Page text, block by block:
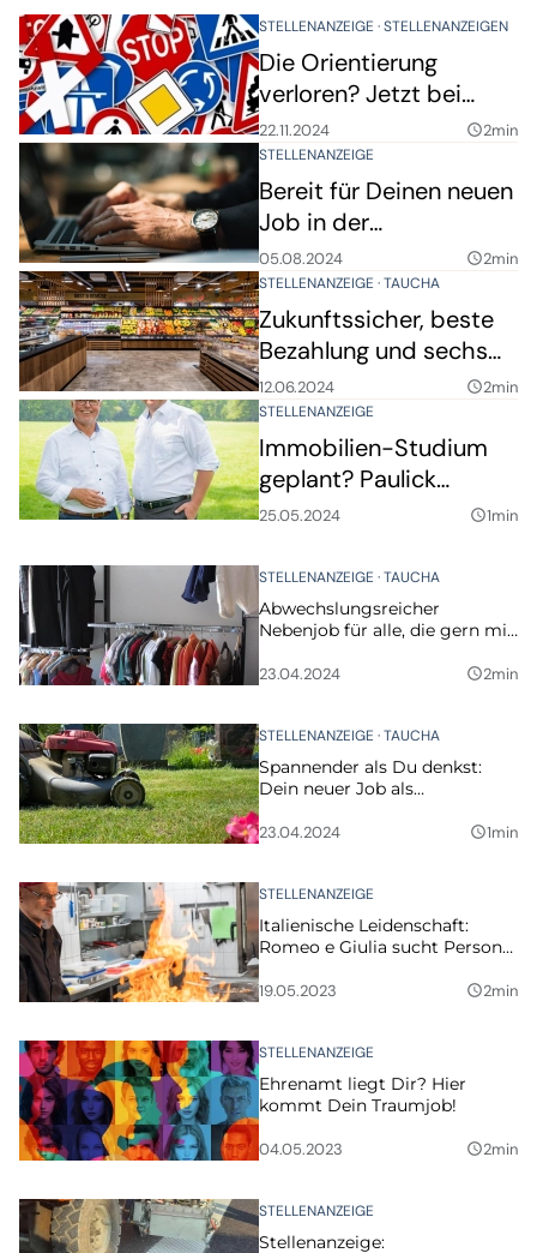
STELLENANZEIGE STELLENANZEIGEN
Die Orientierung
verloren? Jetzt bei
Wranik
Verkehrsleittechnik als
Allrounder einsteigen
22.11.2024 query_builder2min
STELLENANZEIGE
Bereit für Deinen neuen
Job in der
Immobilienbranche?
05.08.2024 query_builder2min
STELLENANZEIGE TAUCHA
Zukunftssicher, beste
Bezahlung und sechs
Wochen Urlaub? Komm
zu EDEKA Potrzebski!
12.06.2024 query_builder2min
STELLENANZEIGE
Immobilien-Studium
geplant? Paulick
Thierfelder Immobilien
25.05.2024 query_builder1min
STELLENANZEIGE TAUCHA
Abwechslungsreicher
Nebenjob für alle, die gern mit
23.04.2024 query_builder2min
STELLENANZEIGE TAUCHA
Spannender als Du denkst:
Dein neuer Job als
23.04.2024 query_builder1min
STELLENANZEIGE
Italienische Leidenschaft:
Romeo e Giulia sucht Personal
19.05.2023 query_builder2min
STELLENANZEIGE
Ehrenamt liegt Dir? Hier
kommt Dein Traumjob!
04.05.2023 query_builder2min
STELLENANZEIGE
Stellenanzeige: